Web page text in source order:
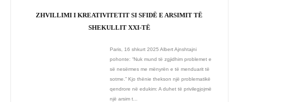
ZHVILLIMI I KREATIVITETIT SI SFIDË E ARSIMIT TË
SHEKULLIT XXI-TË
Paris, 16 shkurt 2025 Albert Ajnshtajni
pohonte: “Nuk mund të zgjidhim problemet e
së nesërmes me mënyrën e të menduarit të
sotme.” Kjo thënie thekson një problematikë
qendrore në edukim: A duhet të privilegjojmë
një arsim t...